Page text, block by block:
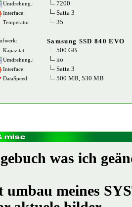
Umdrehung.: 7200
Interface: Satta 3
Temperatur: 35
Samsung SSD 840 EVO
Kapazität: 500 GB
Umdrehung.: no
Interface: Satta 3
DataSpeed: 500 MB, 530 MB
was ich
umbau meines